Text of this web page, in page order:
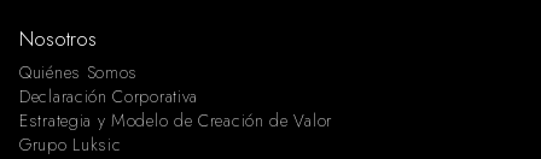
Nosotros
Quiénes Somos
Declaración Corporativa
Estrategia y Modelo de Creación de Valor
Grupo Luksic